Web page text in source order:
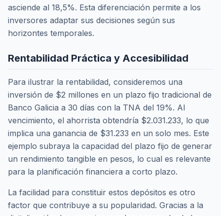
asciende al 18,5%. Esta diferenciación permite a los
inversores adaptar sus decisiones según sus
horizontes temporales.
Rentabilidad Práctica y Accesibilidad
Para ilustrar la rentabilidad, consideremos una
inversión de $2 millones en un plazo fijo tradicional de
Banco Galicia a 30 días con la TNA del 19%. Al
vencimiento, el ahorrista obtendría $2.031.233, lo que
implica una ganancia de $31.233 en un solo mes. Este
ejemplo subraya la capacidad del plazo fijo de generar
un rendimiento tangible en pesos, lo cual es relevante
para la planificación financiera a corto plazo.
La facilidad para constituir estos depósitos es otro
factor que contribuye a su popularidad. Gracias a la